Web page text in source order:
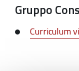
Gruppo
Curriculum